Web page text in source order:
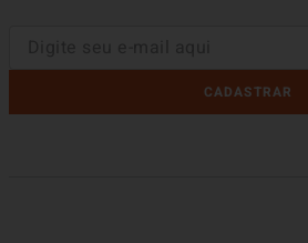
CADASTRAR